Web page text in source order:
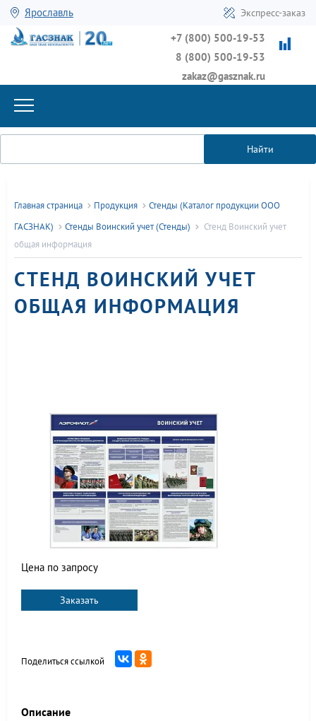
Ярославль Экспресс-заказ
+7 (800) 500-19-53
8 (800) 500-19-53
zakaz@gasznak.ru
Найти
Главная страница Продукция
Стенды (Каталог продукции ООО
ГАСЗНАК)
Стенды Воинский учет (Стенды)
Стенд Воинский учет
общая информация
СТЕНД ВОИНСКИЙ УЧЕТ
ОБЩАЯ ИНФОРМАЦИЯ
Цена по запросу
Заказать
Поделиться ссылкой
Описание